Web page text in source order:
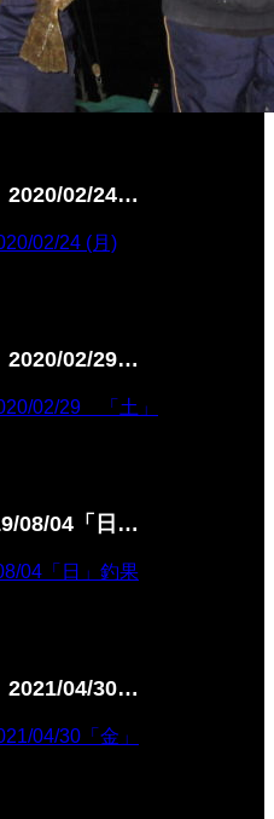
02/24…
02/24 (月)
02/29…
02/29 「土」
08/04「日…
04「日」釣果
04/30…
04/30「金」